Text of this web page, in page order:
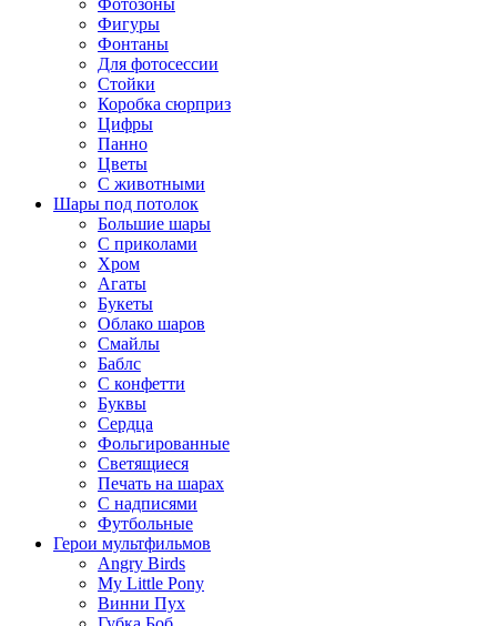
Фотозоны
Фигуры
Фонтаны
Для фотосессии
Стойки
Коробка сюрприз
Цифры
Панно
Цветы
С животными
Шары под потолок
Большие шары
С приколами
Хром
Агаты
Букеты
Облако шаров
Смайлы
Баблс
С конфетти
Буквы
Сердца
Фольгированные
Светящиеся
Печать на шарах
С надписями
Футбольные
Герои мультфильмов
Angry Birds
My Little Pony
Винни Пух